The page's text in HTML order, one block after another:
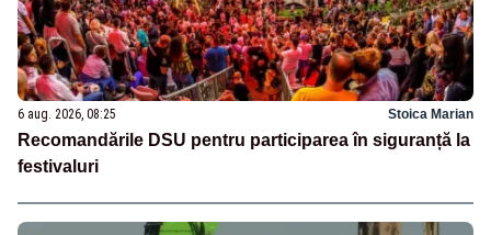
6 aug. 2026, 08:25 Stoica Marian
Recomandările DSU pentru participarea în siguranță la
festivaluri